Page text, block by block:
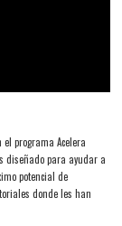
programa Acelera
diseñado para ayudar a
potencial de
donde les han